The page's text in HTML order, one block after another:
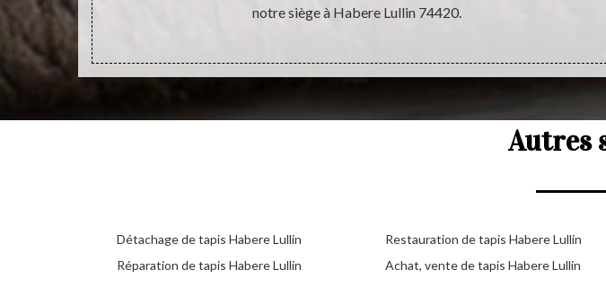
notre siège à Habere Lullin 74420.
Autres
Détachage de tapis Habere Lullin
Réparation de tapis Habere Lullin
Restauration de tapis Habere Lullin
Achat, vente de tapis Habere Lullin